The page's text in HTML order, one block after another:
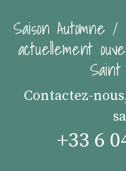
Saison Automne
actuellement
Contactez-
+33 6